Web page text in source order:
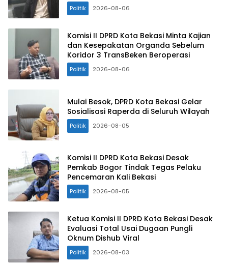
Politik 2026-08-06
Komisi II DPRD Kota Bekasi Minta Kajian
dan Kesepakatan Organda Sebelum
Koridor 3 TransBeken Beroperasi
Politik 2026-08-06
Mulai Besok, DPRD Kota Bekasi Gelar
Sosialisasi Raperda di Seluruh Wilayah
Politik 2026-08-05
Komisi II DPRD Kota Bekasi Desak
Pemkab Bogor Tindak Tegas Pelaku
Pencemaran Kali Bekasi
Politik 2026-08-05
Ketua Komisi II DPRD Kota Bekasi Desak
Evaluasi Total Usai Dugaan Pungli
Oknum Dishub Viral
Politik 2026-08-03